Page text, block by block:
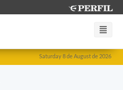
Saturday 8 de August de 2026